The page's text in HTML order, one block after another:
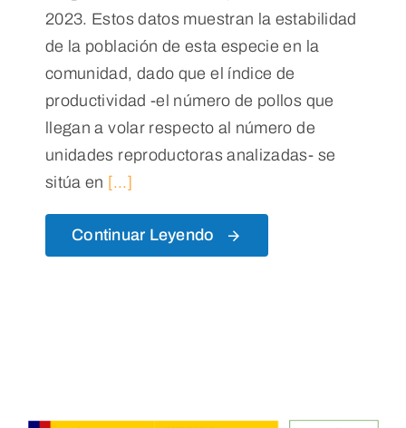
2023. Estos datos muestran la estabilidad
de la población de esta especie en la
comunidad, dado que el índice de
productividad -el número de pollos que
llegan a volar respecto al número de
unidades reproductoras analizadas- se
sitúa en [...]
Continuar Leyendo